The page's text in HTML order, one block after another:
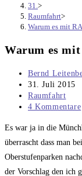
31. >
Raumfahrt>
Warum es mit
Warum es
Beitrags-
Autor:
Bernd
Beitrag
veröffentlicht:
31. Juli 2015
Beitrags-
Kategorie:
Raumfahrt
Beitrags-
4 Kommentare
Es war ja in die
überrascht dass man
Oberstufenparken
der Vorschlag den ich